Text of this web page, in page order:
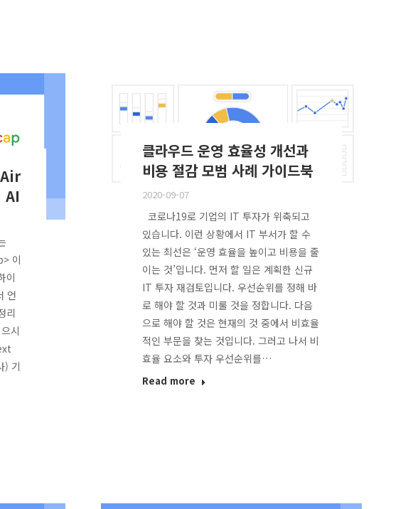
AI
이
이
언
리
시
기
클라우드 운영 효율성 개선과
비용 절감 모범 사례 가이드북
2020-09-07
코로나19로 기업의 IT 투자가 위축되고
있습니다. 이런 상황에서 IT 부서가 할 수
있는 최선은 ‘운영 효율을 높이고 비용을 줄
이는 것’입니다. 먼저 할 일은 계획한 신규
IT 투자 재검토입니다. 우선순위를 정해 바
로 해야 할 것과 미룰 것을 정합니다. 다음
으로 해야 할 것은 현재의 것 중에서 비효율
적인 부문을 찾는 것입니다. 그러고 나서 비
효율 요소와 투자 우선순위를…
Read more